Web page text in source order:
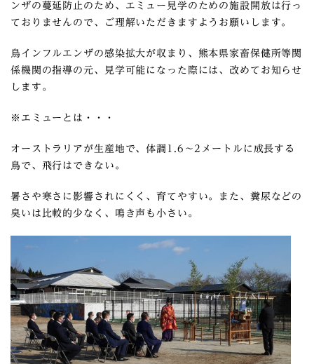
ンザの蔓延防止のため、エミュー見学のための施設開放は行っ
ておりませんので、ご理解いただきますようお願いします。
鳥インフルエンザの感染拡大が収まり、熊本県家畜保健所等関
係機関の指導の元、見学可能になった際には、改めてお知らせ
します。
※エミューとは・・・
オーストラリアが生産地で、体調1.6～2メートルに成長する
鳥で、飛行はできない。
暑さや寒さに影響されにくく、育てやすい。また、糞尿などの
臭いは比較的少なく、鳴き声も小さい。